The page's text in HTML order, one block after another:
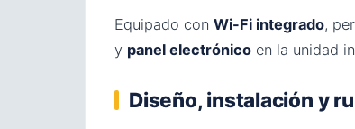
Equipado con Wi-Fi integrado,
y panel electrónico en la unidad
Diseño, instalación y